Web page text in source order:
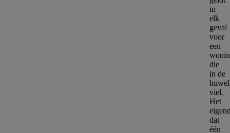
in
elk
geval
voor
een
die
in de
viel.
Het
dat
één